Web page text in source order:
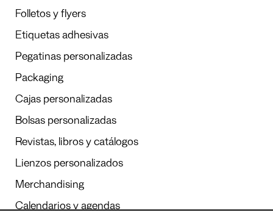
Folletos y flyers
Etiquetas adhesivas
Pegatinas personalizadas
Packaging
Cajas personalizadas
Bolsas personalizadas
Revistas, libros y catálogos
Lienzos personalizados
Merchandising
Calendarios y agendas